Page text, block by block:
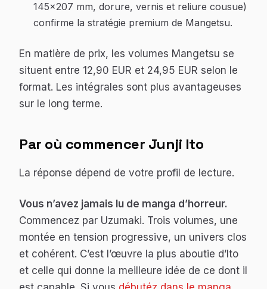
145×207 mm, dorure, vernis et reliure cousue)
confirme la stratégie premium de Mangetsu.
En matière de prix, les volumes Mangetsu se
situent entre 12,90 EUR et 24,95 EUR selon le
format. Les intégrales sont plus avantageuses
sur le long terme.
Par où commencer Junji Ito
La réponse dépend de votre profil de lecture.
Vous n’avez jamais lu de manga d’horreur.
Commencez par Uzumaki. Trois volumes, une
montée en tension progressive, un univers clos
et cohérent. C’est l’œuvre la plus aboutie d’Ito
et celle qui donne la meilleure idée de ce dont il